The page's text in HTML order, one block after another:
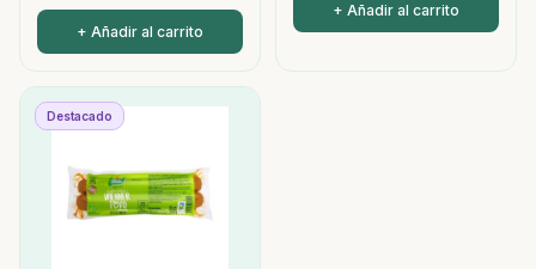
+ Añadir al carrito
+ Añadir al carrito
Destacado